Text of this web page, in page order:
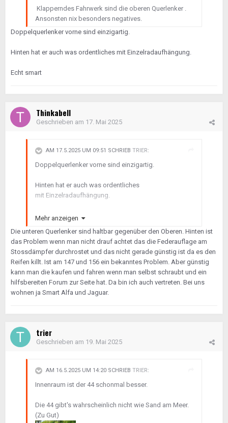
Klapperndes Fahrwerk sind die oberen Querlenker .
Ansonsten nix besonders negatives.
Doppelquerlenker vorne sind einzigartig.
Hinten hat er auch was ordentliches mit Einzelradaufhängung.
Echt smart
Thinkabell
Geschrieben am 17. Mai 2025
AM 17.5.2025 UM 09:51 SCHRIEB TRIER:
Doppelquerlenker vorne sind einzigartig.
Hinten hat er auch was ordentliches
mit Einzelradaufhängung.
Echt smart
Mehr anzeigen
Die unteren Querlenker sind haltbar gegenüber den Oberen. Hinten ist
das Problem wenn man nicht drauf achtet das die Federauflage am
Stossdämpfer durchrostet und das nicht gerade günstig ist da es den
Reifen killt. Ist am 147 und 156 ein bekanntes Problem. Aber günstig
kann man die kaufen und fahren wenn man selbst schraubt und ein
hilfsbereiten Forum zur Seite hat. Da bin ich auch vertreten. Bei uns
wohnen ja Smart Alfa und Jaguar.
trier
Geschrieben am 19. Mai 2025
AM 16.5.2025 UM 14:20 SCHRIEB TRIER:
Innenraum ist der 44 schonmal besser.
Die 44 gibt's wahrscheinlich nicht wie Sand am Meer.
(Zu Gut)